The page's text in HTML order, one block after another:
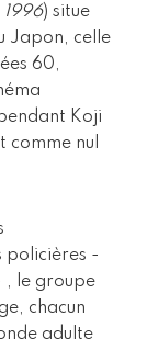
1996) situe
Japon, celle
60,
Koji
comme nul
policières -
le groupe
chacun
adulte